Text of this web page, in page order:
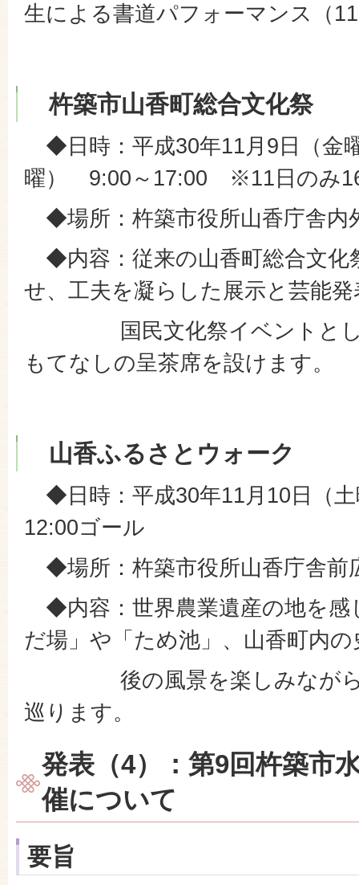
生による書道パフォーマンス（
杵築市山香町総合文化
◆日時：平成30年11月9日（金
曜） 9:00～17:00 ※11日のみ
◆場所：杵築市役所山香庁舎内
◆内容：従来の山香町総合文化
せ、工夫を凝らした展示と芸能
国民文化祭イベントとし
もてなしの呈茶席を設けます。
山香ふるさとウォーク
◆日時：平成30年11月10日（
12:00ゴール
◆場所：杵築市役所山香庁舎前
◆内容：世界農業遺産の地を感
だ場」や「ため池」、山香町内
後の風景を楽しみながら
巡ります。
発表（4）：第9回杵築市
催について
要旨